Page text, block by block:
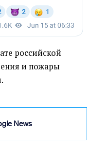
российской
и пожары
News